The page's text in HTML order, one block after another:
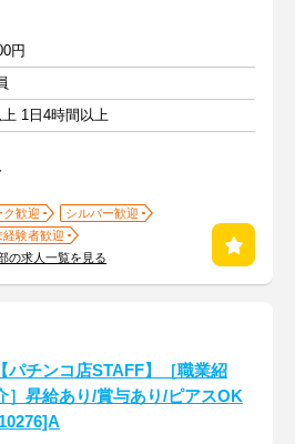
円
1日4時間以上
ク歓迎
シルバー歓迎
経験者歓迎
の求人一覧を見る
【パチンコ店STAFF】［職業紹
］昇給あり/賞与あり/ピアスOK